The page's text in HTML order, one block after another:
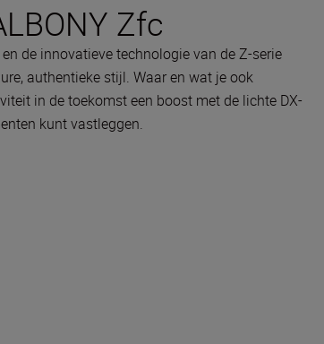
Zfc
de innovatieve technologie van de Z-serie
authentieke stijl. Waar en wat je ook
in de toekomst een boost met de lichte DX-
kunt vastleggen.